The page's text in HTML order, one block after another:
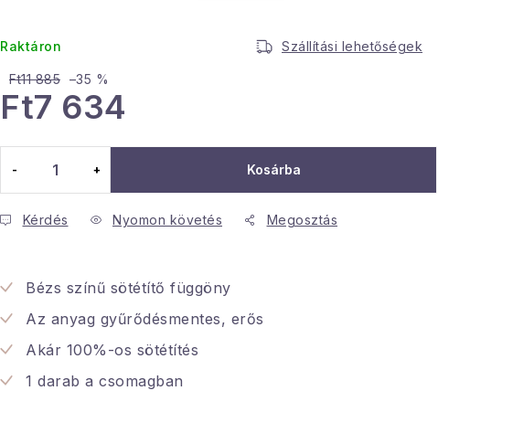
Raktáron Szállítási lehetőségek
Ft11 885 –35 %
Ft7 634
Kosárba
Kérdés Nyomon követés Megosztás
Bézs színű sötétítő függöny
Az anyag gyűrődésmentes, erős
Akár 100%-os sötétítés
1 darab a csomagban